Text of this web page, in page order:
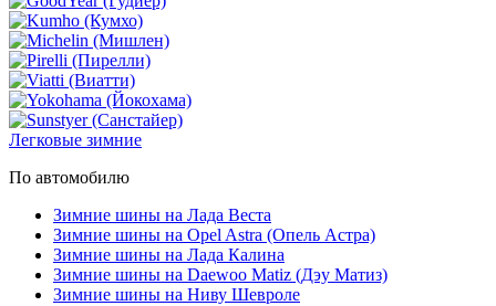
Легковые зимние
По автомобилю
Зимние шины на Лада Веста
Зимние шины на Opel Astra (Опель Астра)
Зимние шины на Лада Калина
Зимние шины на Daewoo Matiz (Дэу Матиз)
Зимние шины на Ниву Шевроле